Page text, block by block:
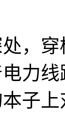
穿
力
子